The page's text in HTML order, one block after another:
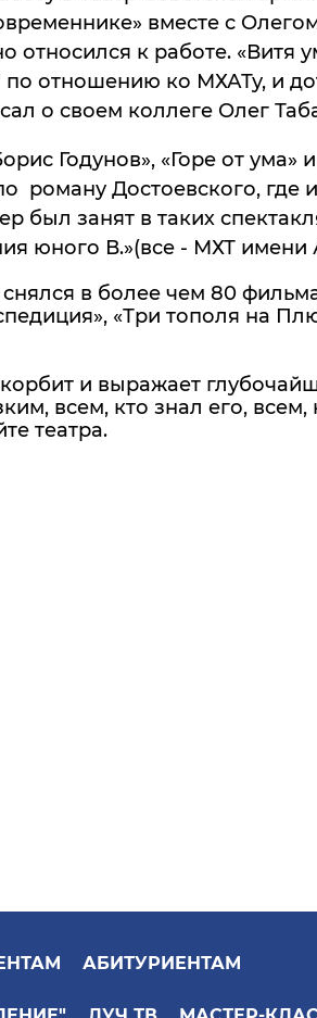
вместе с
относился к работе. «Витя
отношению ко МХАТу, и
о своем коллеге Олег
Годунов», «Горе от ума»
роману Достоевского, где
был занят в таких
юного В.»(все - МХТ имени
в более чем 80
«Три тополя на
и выражает
всем, кто знал его, всем,
театра.
АБИТУРИЕНТАМ